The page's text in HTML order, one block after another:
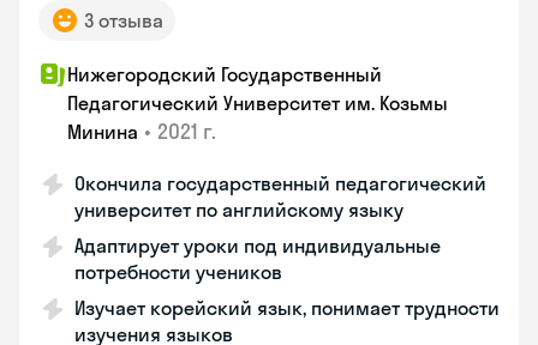
3 отзыва
Нижегородский Государственный
Педагогический Университет им. Козьмы
Минина • 2021 г.
Окончила государственный педагогический
университет по английскому языку
Адаптирует уроки под индивидуальные
потребности учеников
Изучает корейский язык, понимает трудности
изучения языков